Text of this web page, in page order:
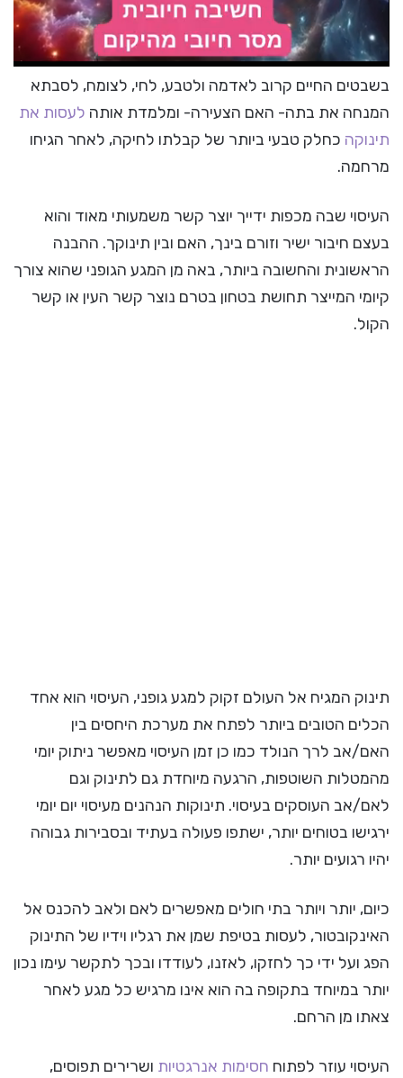
בשבטים החיים קרוב לאדמה ולטבע, לחי, לצומח, לסבתא
המנחה את בתה- האם הצעירה- ומלמדת אותה לעסות את
תינוקה כחלק טבעי ביותר של קבלתו לחיקה, לאחר הגיחו
מרחמה.
העיסוי שבה מכפות ידייך יוצר קשר משמעותי מאוד והוא
בעצם חיבור ישיר וזורם בינך, האם ובין תינוקך. ההבנה
הראשונית והחשובה ביותר, באה מן המגע הגופני שהוא צורך
קיומי המייצר תחושת בטחון בטרם נוצר קשר העין או קשר
הקול.
תינוק המגיח אל העולם זקוק למגע גופני, העיסוי הוא אחד
הכלים הטובים ביותר לפתח את מערכת היחסים בין
האם/אב לרך הנולד כמו כן זמן העיסוי מאפשר ניתוק יומי
מהמטלות השוטפות, הרגעה מיוחדת גם לתינוק וגם
לאם/אב העוסקים בעיסוי. תינוקות הנהנים מעיסוי יום יומי
ירגישו בטוחים יותר, ישתפו פעולה בעתיד ובסבירות גבוהה
יהיו רגועים יותר.
כיום, יותר ויותר בתי חולים מאפשרים לאם ולאב להכנס אל
האינקובטור, לעסות בטיפת שמן את רגליו וידיו של התינוק
הפג ועל ידי כך לחזקו, לאזנו, לעודדו ובכך לתקשר עימו נכון
יותר במיוחד בתקופה בה הוא אינו מרגיש כל מגע לאחר
צאתו מן הרחם.
העיסוי עוזר לפתוח חסימות אנרגטיות ושרירים תפוסים,